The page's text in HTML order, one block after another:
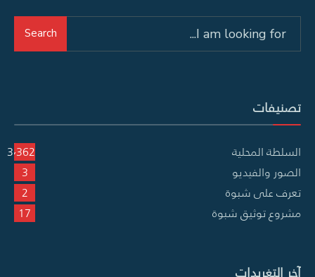
Search
تصنيفات
السلطة المحلية
3٬362
الصور والفيديو
3
تعرف على شبوة
2
مشروع توثيق شبوة
17
آخر التغريدات